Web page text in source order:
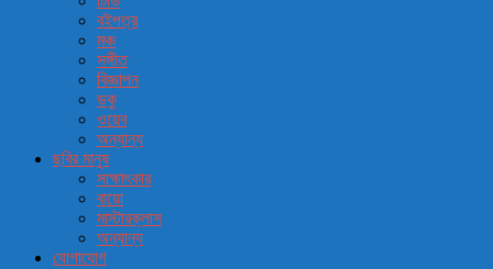
বইপত্র
মঞ্চ
সঙ্গীত
বিজ্ঞাপন
ডকু
ওয়েব
অন্যান্য
ছবির মানুষ
সাক্ষাৎকার
বায়ো
মাস্টারক্লাস
অন্যান্য
যোগাযোগ